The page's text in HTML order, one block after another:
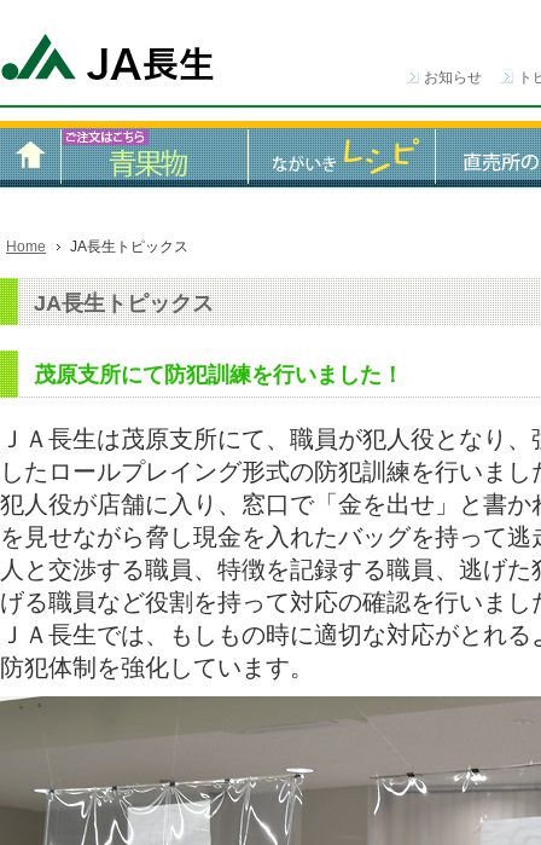
お知らせ ト
Home JA長生トピックス
JA長生トピックス
茂原支所にて防犯訓練を行いました！
ＪＡ長生は茂原支所にて、職員が犯人役となり
したロールプレイング形式の防犯訓練を行いまし
犯人役が店舗に入り、窓口で「金を出せ」と書
を見せながら脅し現金を入れたバッグを持って
人と交渉する職員、特徴を記録する職員、逃げ
げる職員など役割を持って対応の確認を行いまし
ＪＡ長生では、もしもの時に適切な対応がとれ
防犯体制を強化しています。